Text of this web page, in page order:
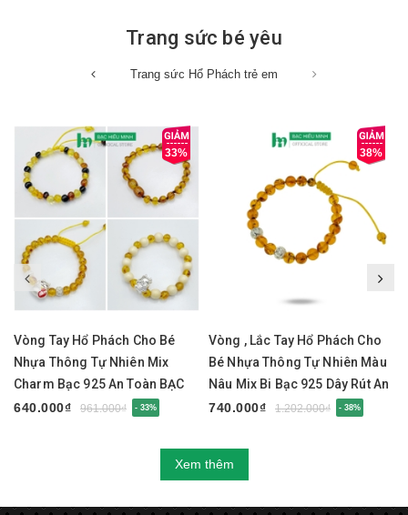
Trang sức bé yêu
Trang sức Hổ Phách trẻ em
33%
Vòng Tay Hổ Phách Cho Bé
Nhựa Thông Tự Nhiên Mix
Charm Bạc 925 An Toàn BẠC
HIỂU MINH LTE560
640.000₫ 961.000₫ - 33%
38%
Vòng , Lắc Tay Hổ Phách Cho
Bé Nhựa Thông Tự Nhiên Màu
Nâu Mix Bi Bạc 925 Dây Rút An
Toàn BẠC HIỂU MINH LTE548
740.000₫ 1.202.000₫ - 38%
Xem thêm